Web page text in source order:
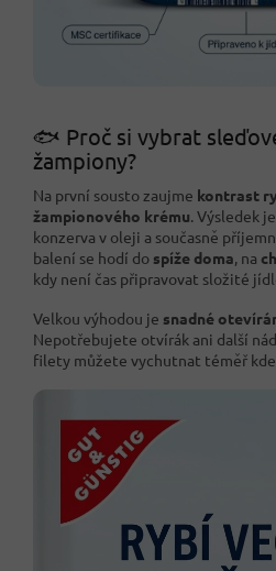
🐟 Proč si vybrat
žampiony?
Na první sousto zaujme kontrast
žampionového krému. Výsledek
konzerva v oleji a současně
balení se hodí do spíže doma, na
kdy není čas připravovat složité
Velkou výhodou je snadné
Nepotřebujete otvírák ani další
filety můžete vychutnat téměř